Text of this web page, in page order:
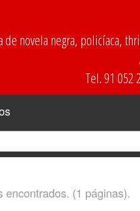
de novela negra, policíaca,
Tel. 91 052
encontrados. (1 páginas).